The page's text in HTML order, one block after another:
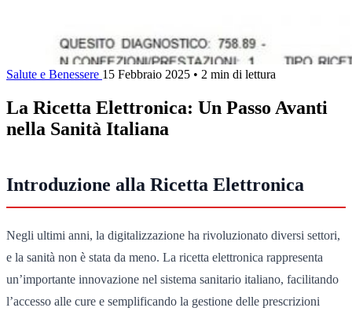
Salute e Benessere 15 Febbraio 2025 • 2 min di lettura
La Ricetta Elettronica: Un Passo Avanti
nella Sanità Italiana
Introduzione alla Ricetta Elettronica
Negli ultimi anni, la digitalizzazione ha rivoluzionato diversi settori,
e la sanità non è stata da meno. La ricetta elettronica rappresenta
un’importante innovazione nel sistema sanitario italiano, facilitando
l’accesso alle cure e semplificando la gestione delle prescrizioni